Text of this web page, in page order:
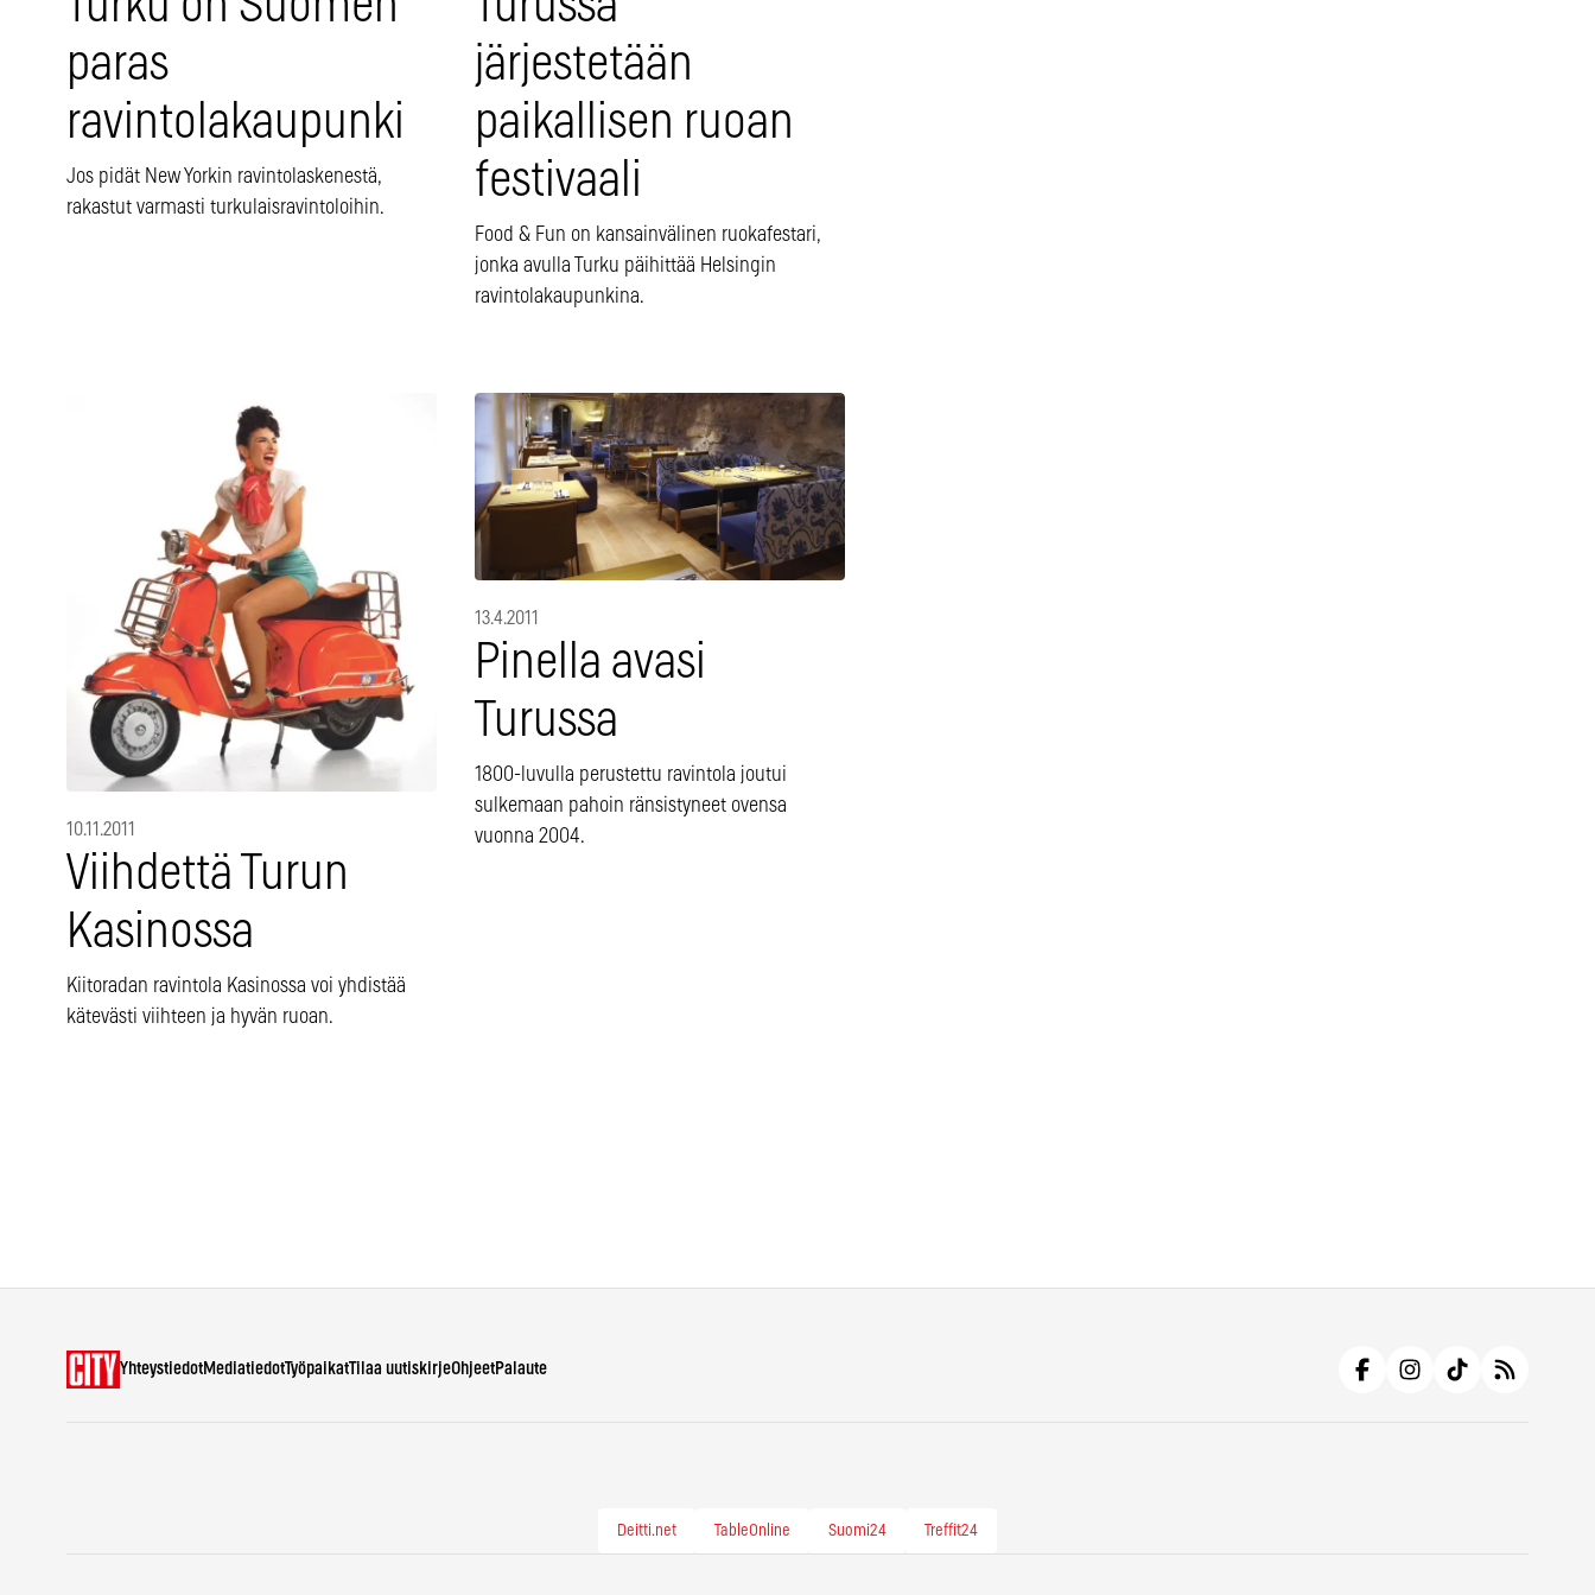
paras
ravintolakaupunki
Jos pidät New Yorkin ravintolaskenestä,
rakastut varmasti turkulaisravintoloihin.
järjestetään
paikallisen ruoan
festivaali
Food & Fun on kansainvälinen ruokafestari,
jonka avulla Turku päihittää Helsingin
ravintolakaupunkina.
10.11.2011
Viihdettä Turun
Kasinossa
Kiitoradan ravintola Kasinossa voi yhdistää
kätevästi viihteen ja hyvän ruoan.
13.4.2011
Pinella avasi
Turussa
1800-luvulla perustettu ravintola joutui
sulkemaan pahoin ränsistyneet ovensa
vuonna 2004.
YhteystiedotMediatiedotTyöpaikatTilaa uutiskirjeOhjeetPalaute
Deitti.net TableOnline Suomi24 Treffit24